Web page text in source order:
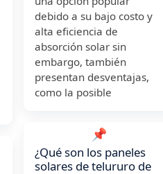
debido a su bajo costo y
alta eficiencia de
absorción solar sin
embargo, también
presentan desventajas,
como la posible
📌
¿Qué son los paneles
solares de telururo de